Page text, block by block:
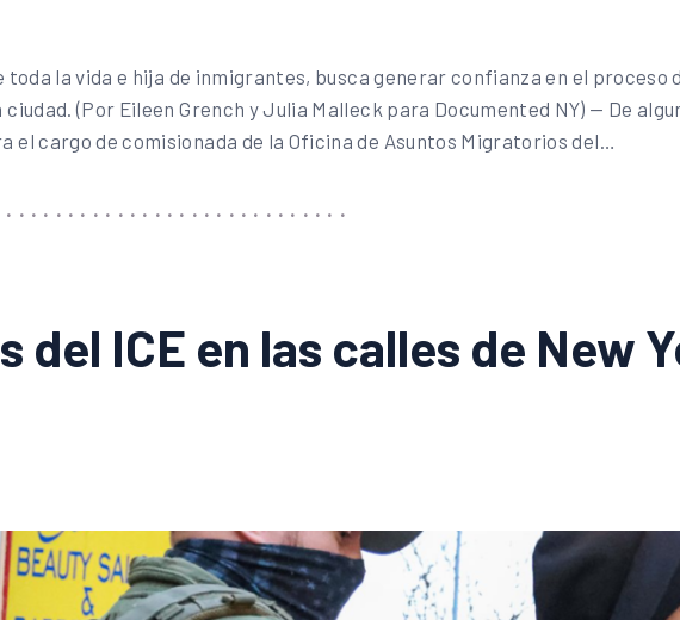
toda la vida e hija de inmigrantes, busca generar confianza en el
(Por Eileen Grench y Julia Malleck para Documented NY) — De
el cargo de comisionada de la Oficina de Asuntos Migratorios del…
del ICE en las calles de New